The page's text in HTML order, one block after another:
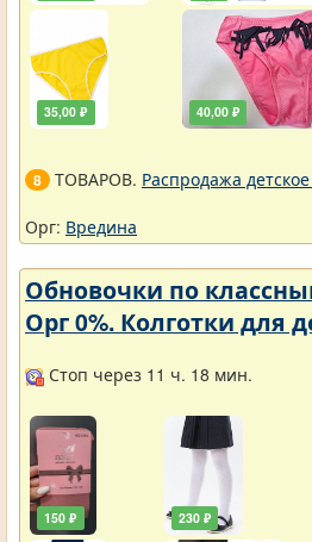
35,00 ₽ 40,00 ₽
8 ТОВАРОВ. Распродажа
Орг: Вредина
Обновочки по
Орг 0%. Колготки для
Стоп через 11 ч. 18 мин.
150 ₽ 230 ₽